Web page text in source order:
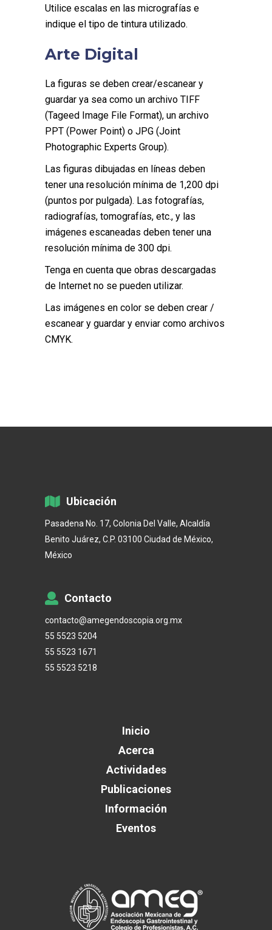
Utilice escalas en las micrografías e
indique el tipo de tintura utilizado.
Arte Digital
La figuras se deben crear/escanear y
guardar ya sea como un archivo TIFF
(Tageed Image File Format), un archivo
PPT (Power Point) o JPG (Joint
Photographic Experts Group).
Las figuras dibujadas en líneas deben
tener una resolución mínima de 1,200 dpi
(puntos por pulgada). Las fotografías,
radiografías, tomografías, etc., y las
imágenes escaneadas deben tener una
resolución mínima de 300 dpi.
Tenga en cuenta que obras descargadas
de Internet no se pueden utilizar.
Las imágenes en color se deben crear /
escanear y guardar y enviar como archivos
CMYK.
Ubicación
Pasadena No. 17, Colonia Del Valle, Alcaldía
Benito Juárez, C.P. 03100 Ciudad de México,
México
Contacto
contacto@amegendoscopia.org.mx
55 5523 5204
55 5523 1671
55 5523 5218
Inicio
Acerca
Actividades
Publicaciones
Información
Eventos